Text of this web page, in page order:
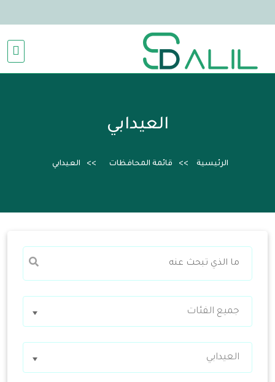
العيدابي
الرئيسية قائمة المحافظات العيدابي
جميع الفئات
العيدابي